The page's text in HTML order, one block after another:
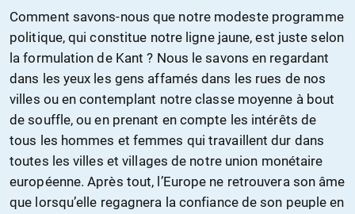
Comment savons-nous que notre modeste programme
politique, qui constitue notre ligne jaune, est juste selon
la formulation de Kant ? Nous le savons en regardant
dans les yeux les gens affamés dans les rues de nos
villes ou en contemplant notre classe moyenne à bout
de souffle, ou en prenant en compte les intérêts de
tous les hommes et femmes qui travaillent dur dans
toutes les villes et villages de notre union monétaire
européenne. Après tout, l’Europe ne retrouvera son âme
que lorsqu’elle regagnera la confiance de son peuple en